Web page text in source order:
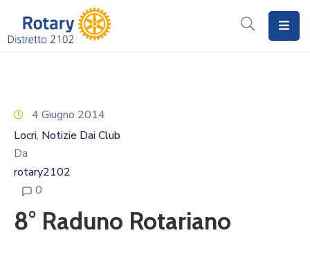
Rotary
Distretto
2102
Notizie
4 Giugno 2014
Locri‚ Notizie Dai Club
Da
rotary2102
0
8° Raduno Rotariano